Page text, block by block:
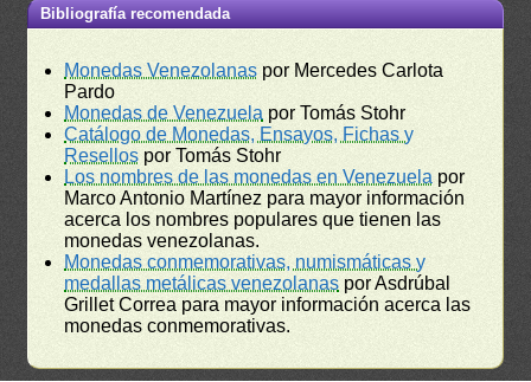
Bibliografía recomendada
Monedas Venezolanas por Mercedes Carlota
Pardo
Monedas de Venezuela por Tomás Stohr
Catálogo de Monedas, Ensayos, Fichas y
Resellos por Tomás Stohr
Los nombres de las monedas en Venezuela por
Marco Antonio Martínez para mayor información
acerca los nombres populares que tienen las
monedas venezolanas.
Monedas conmemorativas, numismáticas y
medallas metálicas venezolanas por Asdrúbal
Grillet Correa para mayor información acerca las
monedas conmemorativas.